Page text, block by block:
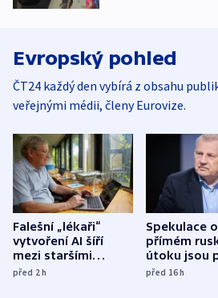
Evropský pohled
ČT24 každý den vybírá z obsahu
veřejnými médii, členy Eurovize.
Falešní „lékaři“
vytvoření AI šíří
mezi staršími
Poláky nebezpečné
před 2h
Spekulace o
přímém
útoku jsou
míní
před 16h